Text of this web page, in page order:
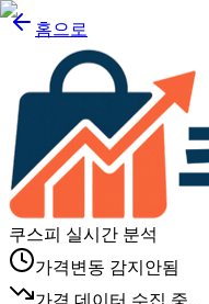
홈으로
쿠스피 실시간 분석
가격변동 감지안됨
가격 데이터 수집 중...